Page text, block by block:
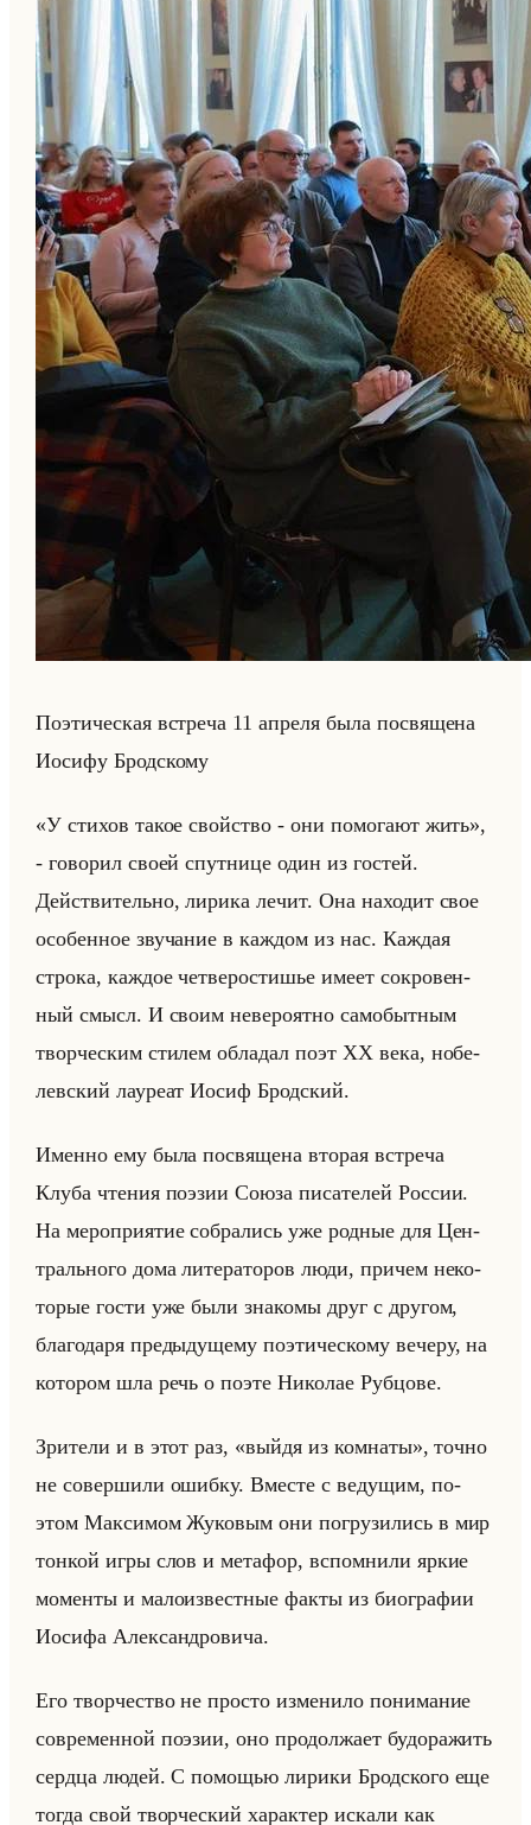
По­эти­че­ская встре­ча 11 ап­ре­ля была по­свя­ще­на
Иоси­фу Брод­ско­му
«У стихов такое свойство - они помогают жить»,
- го­во­рил своей спут­ни­це один из го­стей.
Действи­тельно, ли­ри­ка лечит. Она на­хо­дит свое
осо­бен­ное зву­ча­ние в каж­дом из нас. Каж­дая
стро­ка, каж­дое чет­ве­ро­сти­шье имеет со­кро­вен­
ный смысл. И своим неве­ро­ят­но са­мо­быт­ным
твор­че­ским сти­лем об­ла­дал поэт ХХ века, но­бе­
лев­ский ла­уре­ат Иосиф Брод­ский.
Имен­но ему была по­свя­ще­на вто­рая встре­ча
Клуба чте­ния по­эзии Союза пи­са­те­лей Рос­сии.
На ме­ро­при­ятие со­бра­лись уже род­ные для Цен­
трально­го дома ли­те­ра­то­ров люди, при­чем неко­
то­рые гости уже были зна­ко­мы друг с дру­гом,
бла­го­да­ря преды­ду­ще­му по­эти­че­ско­му ве­че­ру, на
ко­то­ром шла речь о поэте Ни­ко­лае Руб­цо­ве.
Зри­те­ли и в этот раз, «выйдя из комнаты», точно
не со­вер­ши­ли ошиб­ку. Вме­сте с ве­ду­щим, по­
этом Мак­си­мом Жу­ко­вым они по­гру­зи­лись в мир
тон­кой игры слов и ме­та­фор, вспом­ни­ли яркие
мо­мен­ты и ма­ло­из­вест­ные факты из био­гра­фии
Иоси­фа Алек­сан­дро­ви­ча.
Его твор­че­ство не про­сто из­ме­ни­ло по­ни­ма­ние
со­вре­мен­ной по­эзии, оно про­дол­жа­ет бу­до­ра­жить
серд­ца людей. С по­мо­щью ли­ри­ки Брод­ско­го еще
тогда свой твор­че­ский ха­рак­тер ис­ка­ли как